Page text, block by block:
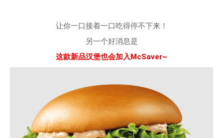
让你一口接着一口吃得停不下来！
另一个好消息是
这款新品汉堡也会加入McSaver~